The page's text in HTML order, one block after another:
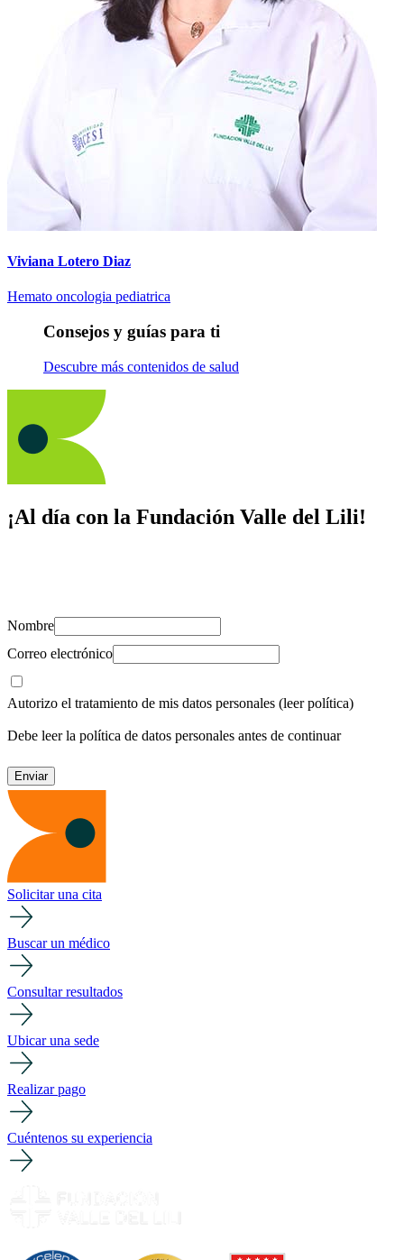
Viviana Lotero Diaz
Hemato oncologia pediatrica
Consejos y guías para ti
Descubre más contenidos de salud
¡Al día con la Fundación Valle del Lili!
Nombre
Correo electrónico
Autorizo el tratamiento de mis datos personales (leer política)
Debe leer la política de datos personales antes de continuar
Solicitar una cita
Buscar un médico
Consultar resultados
Ubicar una sede
Realizar pago
Cuéntenos su experiencia